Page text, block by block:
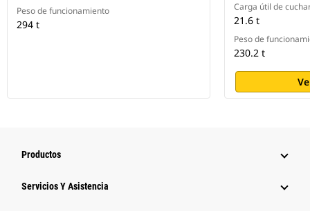
Peso de funcionamiento
294 t
Carga útil de
21.6 t
Peso de
230.2 t
Productos
Servicios Y Asistencia